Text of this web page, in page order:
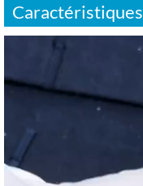
Caractéristiques